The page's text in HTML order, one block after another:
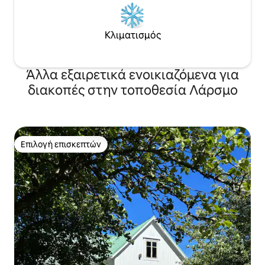
Κλιματισμός
Άλλα εξαιρετικά ενοικιαζόμενα για
διακοπές στην τοποθεσία Λάρσμο
Επιλογή επισκεπτών
Επιλογή επισκεπτών